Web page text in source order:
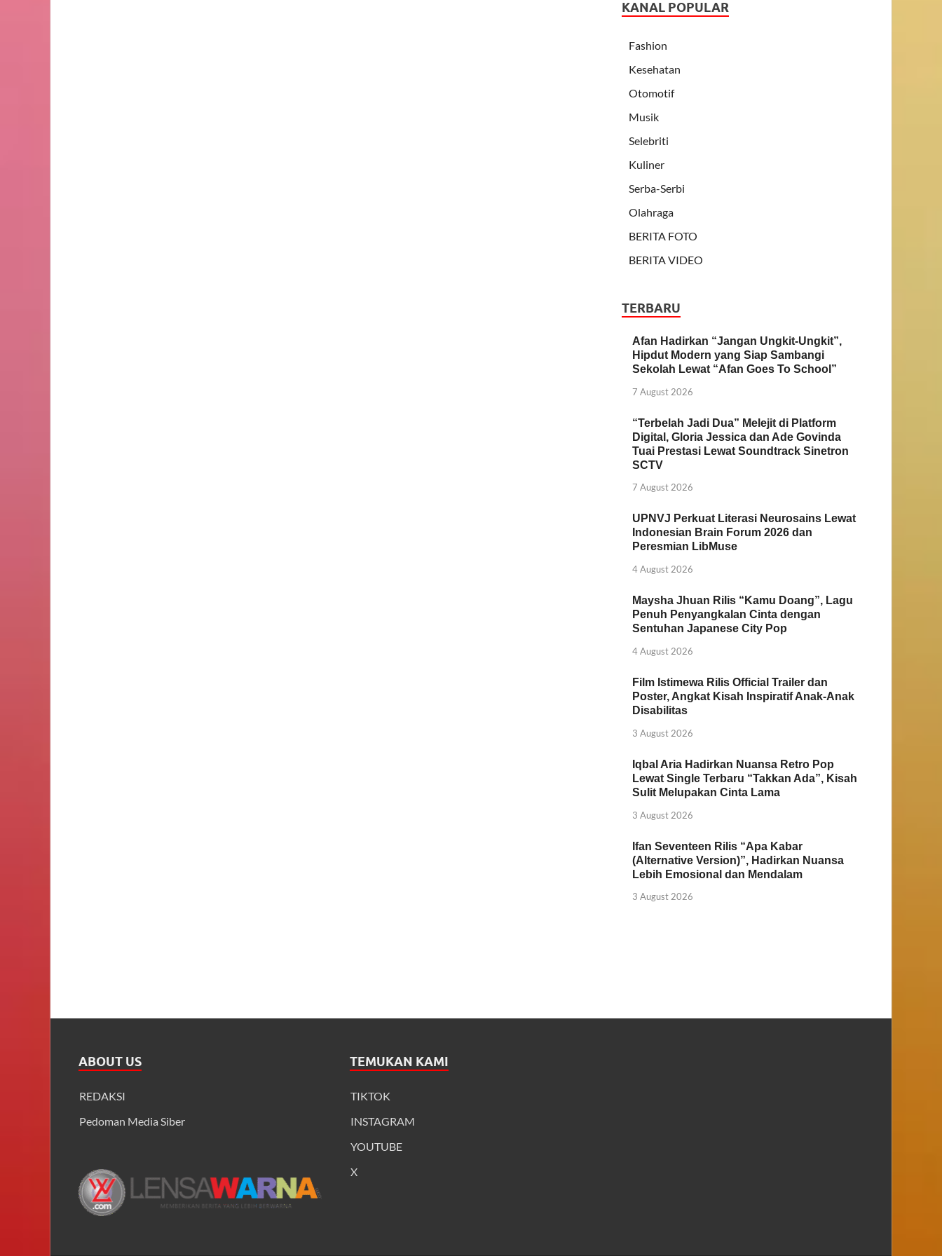
KANAL POPULAR
Fashion
Kesehatan
Otomotif
Musik
Selebriti
Kuliner
Serba-Serbi
Olahraga
BERITA FOTO
BERITA VIDEO
TERBARU
Afan Hadirkan “Jangan Ungkit-Ungkit”,
Hipdut Modern yang Siap Sambangi
Sekolah Lewat “Afan Goes To School”
7 August 2026
“Terbelah Jadi Dua” Melejit di Platform
Digital, Gloria Jessica dan Ade Govinda
Tuai Prestasi Lewat Soundtrack Sinetron
SCTV
7 August 2026
UPNVJ Perkuat Literasi Neurosains Lewat
Indonesian Brain Forum 2026 dan
Peresmian LibMuse
4 August 2026
Maysha Jhuan Rilis “Kamu Doang”, Lagu
Penuh Penyangkalan Cinta dengan
Sentuhan Japanese City Pop
4 August 2026
Film Istimewa Rilis Official Trailer dan
Poster, Angkat Kisah Inspiratif Anak-Anak
Disabilitas
3 August 2026
Iqbal Aria Hadirkan Nuansa Retro Pop
Lewat Single Terbaru “Takkan Ada”, Kisah
Sulit Melupakan Cinta Lama
3 August 2026
Ifan Seventeen Rilis “Apa Kabar
(Alternative Version)”, Hadirkan Nuansa
Lebih Emosional dan Mendalam
3 August 2026
ABOUT US
REDAKSI
Pedoman Media Siber
TEMUKAN KAMI
TIKTOK
INSTAGRAM
YOUTUBE
X